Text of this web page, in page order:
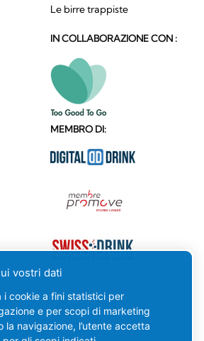
Le birre trappiste
IN COLLABORAZIONE CON :
MEMBRO DI:
vostri dati
i cookie a fini statistici per
e per scopi di marketing
la navigazione, l’utente accetta